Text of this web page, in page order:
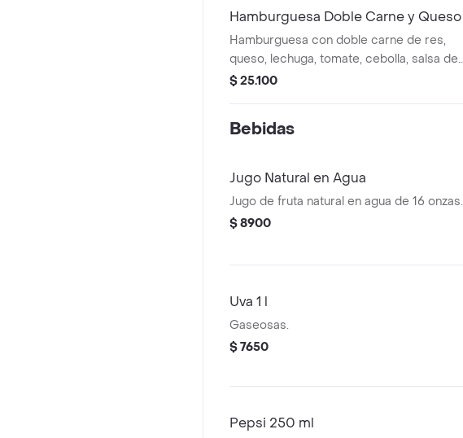
Hamburguesa Doble Carne y Queso
Hamburguesa con doble carne de res,
queso, lechuga, tomate, cebolla, salsa de
ajo, de tomate, piña y mostaza.
$ 25.100
Bebidas
Jugo Natural en Agua
Jugo de fruta natural en agua de 16 onzas.
$ 8900
Uva 1 l
Gaseosas.
$ 7650
Pepsi 250 ml